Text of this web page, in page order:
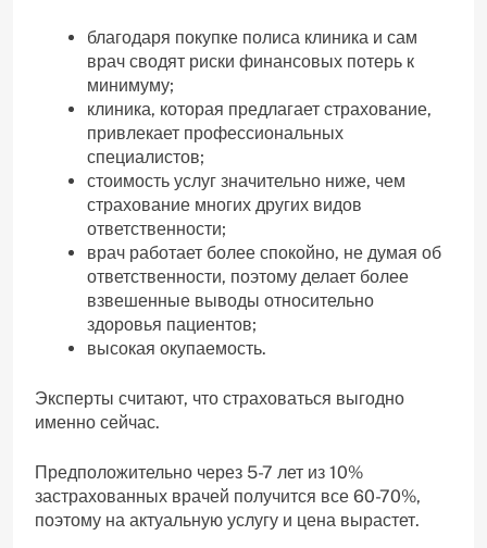
благодаря покупке полиса клиника и сам
врач сводят риски финансовых потерь к
минимуму;
клиника, которая предлагает страхование,
привлекает профессиональных
специалистов;
стоимость услуг значительно ниже, чем
страхование многих других видов
ответственности;
врач работает более спокойно, не думая об
ответственности, поэтому делает более
взвешенные выводы относительно
здоровья пациентов;
высокая окупаемость.
Эксперты считают, что страховаться выгодно
именно сейчас.
Предположительно через 5-7 лет из 10%
застрахованных врачей получится все 60-70%,
поэтому на актуальную услугу и цена вырастет.